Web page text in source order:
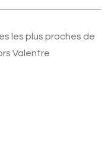
les plus proches de
Valentre